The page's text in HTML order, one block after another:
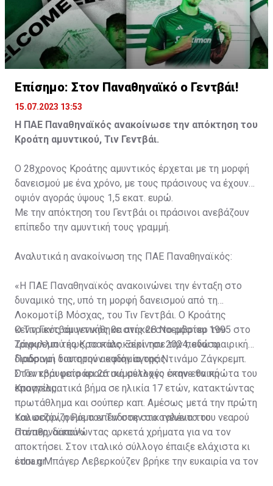
Επίσημο: Στον Παναθηναϊκό ο Γεντβάι!
15.07.2023 13:53
Η ΠΑΕ Παναθηναϊκός ανακοίνωσε την απόκτηση του
Κροάτη αμυντικού, Τιν Γεντβάι.
Ο 28χρονος Κροάτης αμυντικός έρχεται με τη μορφή
δανεισμού με ένα χρόνο, με τους πράσινους να έχουν
οψιόν αγοράς ύψους 1,5 εκατ. ευρώ.
Με την απόκτηση του Γεντβάι οι πράσινοι ανεβάζουν
επίπεδο την αμυντική τους γραμμή.
Αναλυτικά η ανακοίνωση της ΠΑΕ Παναθηναϊκός:
«Η ΠΑΕ Παναθηναϊκός ανακοινώνει την ένταξη στο
δυναμικό της, υπό τη μορφή δανεισμού από τη
Λοκομοτίβ Μόσχας, του Τιν Γεντβάι. Ο Κροάτης
κεντρικός αμυντικός θα ανήκει στο ρόστερ του
Τριφυλλιού έως το καλοκαίρι του 2024, ενώ οι
Πράσινοι διατηρούν οψιόν αγοράς.
Ο Τιν Γεντβάι γεννήθηκε στις 28 Νοεμβρίου 1995 στο
Ζάγκρεμπ της Κροατίας. Ξεκίνησε την ποδοσφαιρική
διαδρομή του στην ακαδημία της Ντινάμο Ζάγκρεμπ.
Στον κορυφαίο κροατικό σύλλογο έκανε τα πρώτα του
επαγγελματικά βήμα σε ηλικία 17 ετών, κατακτώντας
πρωτάθλημα και σούπερ καπ. Αμέσως μετά την πρώτη
του σεζόν, η Ρόμα επένδυσε στο ταλέντο του νεαρού
στόπερ, δαπανώντας αρκετά χρήματα για να τον
αποκτήσει. Στον ιταλικό σύλλογο έπαιξε ελάχιστα κι
έτσι η Μπάγερ Λεβερκούζεν βρήκε την ευκαιρία να τον
Ο Γεντβάι μετράει 26 συμμετοχές στην εθνική
Κροατίας.
Καλωσορίζουμε τον Τιν στην οικογένεια του
Παναθηναϊκού!»
sdna.gr